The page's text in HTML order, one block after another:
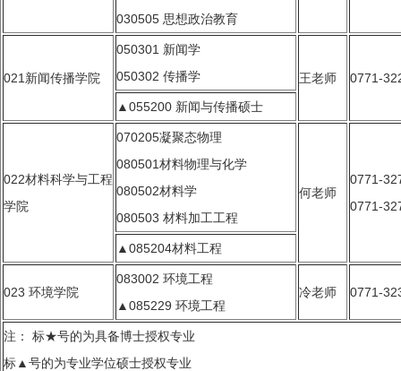
030505 思想政治教育
021新闻传播学院
050301 新闻学
050302 传播学
王老师
0771-
▲055200 新闻与传播硕士
022材料科学与工程
学院
070205凝聚态物理
080501材料物理与化学
080502材料学
080503 材料加工工程
何老师
0771-
0771-
▲085204材料工程
023 环境学院
083002 环境工程
▲085229 环境工程
冷老师 0771-
注： 标★号的为具备博士授权专业
标▲号的为专业学位硕士授权专业